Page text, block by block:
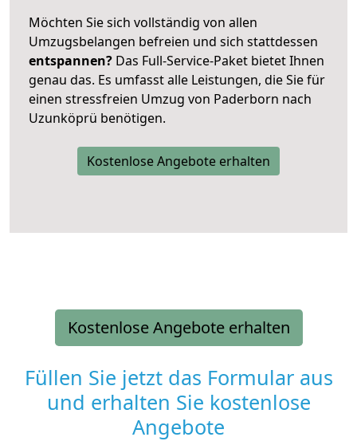
Möchten Sie sich vollständig von allen
Umzugsbelangen befreien und sich stattdessen
entspannen? Das Full-Service-Paket bietet Ihnen
genau das. Es umfasst alle Leistungen, die Sie für
einen stressfreien Umzug von Paderborn nach
Uzunköprü benötigen.
Kostenlose Angebote erhalten
Kostenlose Angebote erhalten
Füllen Sie jetzt das Formular aus
und erhalten Sie kostenlose
Angebote